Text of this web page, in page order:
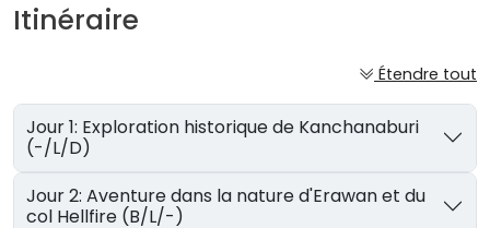
Itinéraire
Étendre tout
Jour 1: Exploration historique de Kanchanaburi
(-/L/D)
Jour 2: Aventure dans la nature d'Erawan et du
col Hellfire (B/L/-)